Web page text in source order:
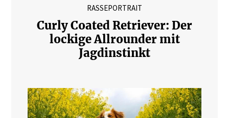
RASSEPORTRAIT
Curly Coated Retriever: Der
lockige Allrounder mit
Jagdinstinkt